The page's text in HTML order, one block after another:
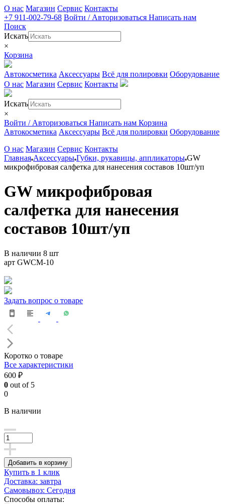
О нас Магазин Сервис Контакты
+7 911-002-79-68 Войти / Авторизоваться Написать нам
Поиск
Искать
×
Корзина
Автокосметика Аксессуары Всё для полировки Оборудование
О нас Магазин Сервис Контакты
Искать
×
Войти / Авторизоваться Написать нам Корзина
Автокосметика Аксессуары Всё для полировки Оборудование
О нас Магазин Сервис Контакты
Главная Аксессуары Губки, рукавицы, аппликаторы GW
микрофибровая салфетка для нанесения составов 10шт/уп
GW микрофибровая
салфетка для нанесения
составов 10шт/уп
В наличии 8 шт
арт GWCM-10
Задать вопрос о товаре
Коротко о товаре
Все характеристики
600 ₽
0 out of 5
0
В наличии
Добавить в корзину
Купить в 1 клик
Доставка: завтра
Самовывоз: Сегодня
Способы оплаты: